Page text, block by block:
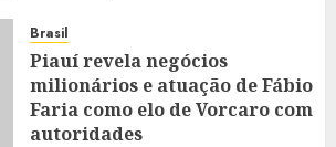
Brasil
Piauí revela negócios
milionários e atuação de Fábio
Faria como elo de Vorcaro com
autoridades